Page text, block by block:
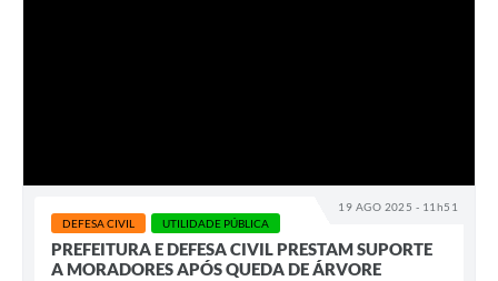
19 AGO 2025 - 11h51
DEFESA CIVIL UTILIDADE PÚBLICA
PREFEITURA E DEFESA CIVIL PRESTAM SUPORTE
A MORADORES APÓS QUEDA DE ÁRVORE